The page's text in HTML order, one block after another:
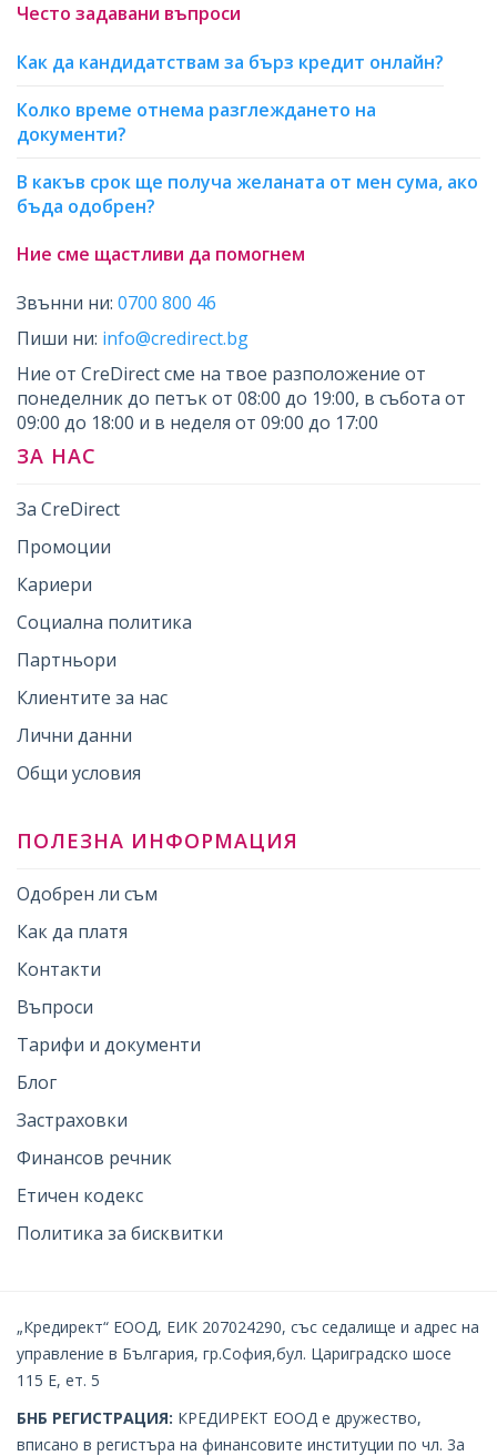
Често задавани въпроси
Как да кандидатствам за бърз кредит онлайн?
Колко време отнема разглеждането на
документи?
В какъв срок ще получа желаната от мен сума, ако
бъда одобрен?
Ние сме щастливи да помогнем
Звънни ни: 0700 800 46
Пиши ни: info@credirect.bg
Ние от CreDirect сме на твое разположение от
понеделник до петък от 08:00 до 19:00, в събота от
09:00 до 18:00 и в неделя от 09:00 до 17:00
ЗА НАС
За CreDirect
Промоции
Кариери
Социална политика
Партньори
Клиентите за нас
Лични данни
Общи условия
ПОЛЕЗНА ИНФОРМАЦИЯ
Одобрен ли съм
Как да платя
Контакти
Въпроси
Тарифи и документи
Блог
Застраховки
Финансов речник
Етичен кодекс
Политика за бисквитки
„Кредирект“ ЕООД, ЕИК 207024290, със седалище и адрес на
управление в България, гр.София,бул. Цариградско шосе
115 Е, ет. 5
БНБ РЕГИСТРАЦИЯ: КРЕДИРЕКТ EOOД е дружество,
вписано в регистъра на финансовите институции по чл. 3а